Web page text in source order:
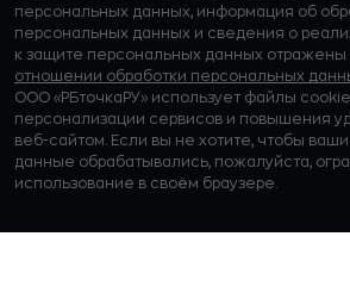
персональных данных, информация об
персональных данных и сведения о
к защите персональных данных отражены
отношении обработки персональных
ООО «РБточкаРУ» использует файлы
персонализации сервисов и повышения
веб-сайтом. Если вы не хотите, чтобы
данные обрабатывались, пожалуйста,
использование в своём браузере.